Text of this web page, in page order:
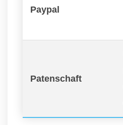
Paypal
Patenschaft